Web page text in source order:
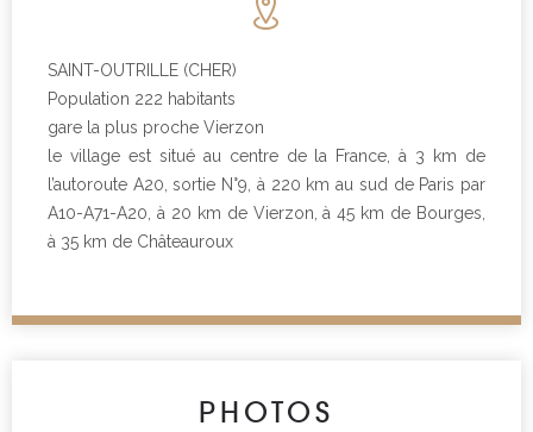
SAINT-OUTRILLE (CHER)
Population 222 habitants
gare la plus proche Vierzon
le village est situé au centre de la France, à 3 km de
l’autoroute A20, sortie N°9, à 220 km au sud de Paris par
A10-A71-A20, à 20 km de Vierzon, à 45 km de Bourges,
à 35 km de Châteauroux
PHOTOS